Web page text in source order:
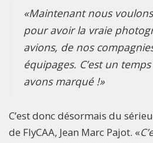
«Maintenant nous
pour avoir la vraie
avions, de nos
équipages. C’est un
avons marqué !»
C’est donc désormais du
de FlyCAA, Jean Marc Pajot. «